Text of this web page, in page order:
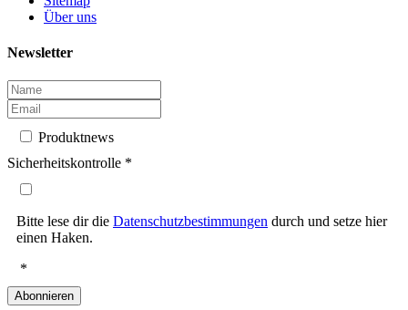
Über uns
Newsletter
Produktnews
Sicherheitskontrolle *
Bitte lese dir die Datenschutzbestimmungen durch und setze hier
einen Haken.
*
Abonnieren